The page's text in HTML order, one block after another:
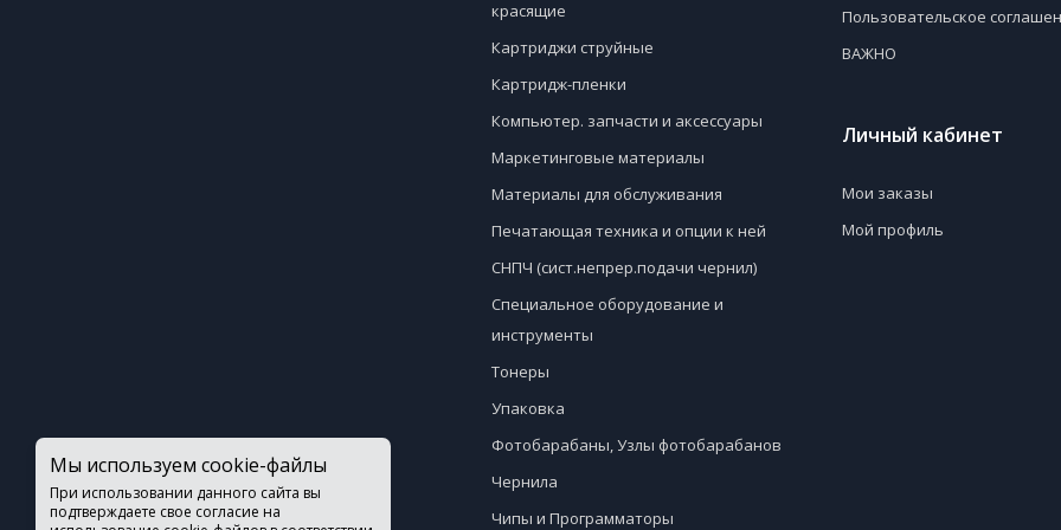
красящие
Картриджи струйные
Картридж-пленки
Компьютер. запчасти и аксессуары
Маркетинговые материалы
Материалы для обслуживания
Печатающая техника и опции к ней
СНПЧ (сист.непрер.подачи чернил)
Специальное оборудование и
инструменты
Тонеры
Упаковка
Фотобарабаны, Узлы фотобарабанов
Чернила
Чипы и Программаторы
Пользовательское
ВАЖНО
Личный кабинет
Мои заказы
Мой профиль
Мы используем cookie-файлы
При использовании данного сайта вы
подтверждаете свое согласие на